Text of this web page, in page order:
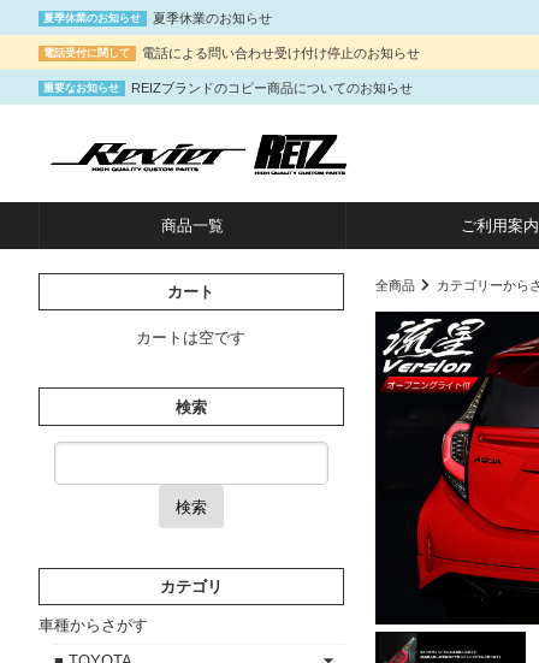
夏季休業のお知らせ 夏季休業のお知らせ
電話受付に関して 電話による問い合わせ受け付け停止のお知らせ
重要なお知らせ REIZブランドのコピー商品についてのお知らせ
商品一覧 ご利用案内
全商品 カテゴリーから
カート
カートは空です
検索
検索
カテゴリ
車種からさがす